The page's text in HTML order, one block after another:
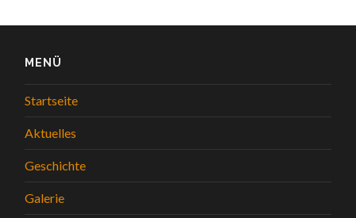
MENÜ
Startseite
Aktuelles
Geschichte
Galerie